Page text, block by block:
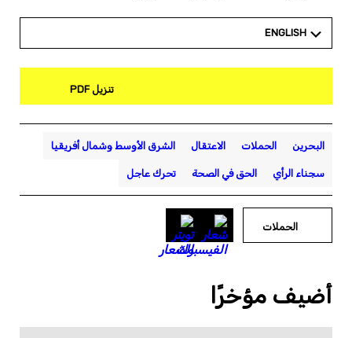
ENGLISH
تنزيل PDF
البحرين الحملات الاعتقال الشرق الأوسط وشمال أفريقيا
سجناء الرأي الحق في الصحة تحرك عاجل
الحملات
أضيف مؤخرًا